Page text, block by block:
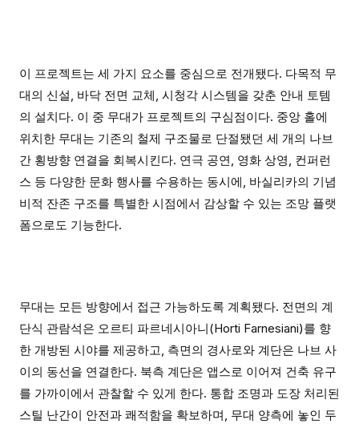
이 프로젝트는 세 가지 요소를 중심으로 전개됐다. 다목적 무
대의 신설, 바닥 전면 교체, 시청각 시스템을 갖춘 안내 토템
의 설치다. 이 중 무대가 프로젝트의 구심점이다. 중앙 홀에
위치한 무대는 기존의 철제 구조물로 단절됐던 세 개의 나브
간 횡방향 연결을 회복시킨다. 연극 공연, 영화 상영, 컨퍼런
스 등 다양한 문화 행사를 수용하는 동시에, 바실리카의 기념
비적 잔존 구조를 특별한 시점에서 감상할 수 있는 조망 플랫
폼으로도 기능한다.
무대는 모든 방향에서 접근 가능하도록 계획됐다. 전면의 계
단식 관람석은 오르티 파르네시아니(Horti Farnesiani)를 향
한 개방된 시야를 제공하고, 측면의 경사로와 계단은 나브 사
이의 동선을 연결한다. 북측 계단은 앱스로 이어져 건축 유구
를 가까이에서 관찰할 수 있게 한다. 통합 조명과 도장 처리된
스틸 난간이 안전과 쾌적함을 확보하며, 무대 양측에 놓인 두